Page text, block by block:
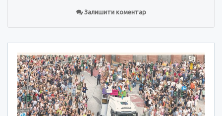
Залишити коментар